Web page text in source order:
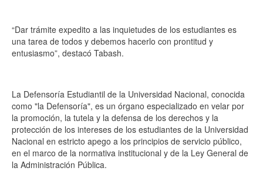
“Dar trámite expedito a las inquietudes de los estudiantes es
una tarea de todos y debemos hacerlo con prontitud y
entusiasmo”, destacó Tabash.
La Defensoría Estudiantil de la Universidad Nacional, conocida
como "la Defensoría", es un órgano especializado en velar por
la promoción, la tutela y la defensa de los derechos y la
protección de los intereses de los estudiantes de la Universidad
Nacional en estricto apego a los principios de servicio público,
en el marco de la normativa institucional y de la Ley General de
la Administración Pública.